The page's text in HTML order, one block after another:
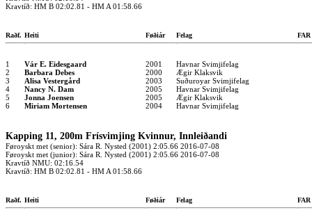
Kravtíð: HM B 02:02.81 - HM A 01:58.66
Raðf. Heiti Føðiár Felag FAR
1 Vár E. Eidesgaard 2001
Havnar Svimjifelag
2
Barbara Debes 2000
Ægir Klaksvik
3
Alisa Vestergård 2003
Suðuroyar Svimjifelag
4
Nancy N. Dam 2005
Havnar Svimjifelag
5
Jonna Joensen 2005
Ægir Klaksvik
6
Miriam Mortensen 2004 Havnar Svimjifelag
Kapping 11, 200m Frísvimjing Kvinnur, Innleiðandi
Føroyskt met (senior): Sára R. Nysted (2001) 2:05.66 2016-07-08
Føroyskt met (junior): Sára R. Nysted (2001) 2:05.66 2016-07-08
Kravtíð NMU: 02:16.54
Kravtíð: HM B 02:02.81 - HM A 01:58.66
Raðf. Heiti Føðiár Felag FAR